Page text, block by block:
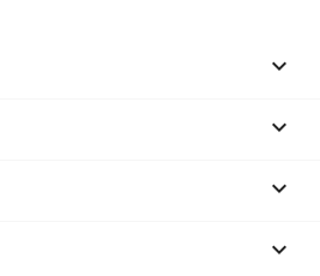



keyboard_arrow_down